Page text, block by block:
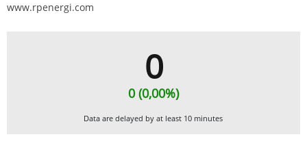
www.rpenergi.com
0
0 (0,00%)
Data are delayed by at least 10 minutes